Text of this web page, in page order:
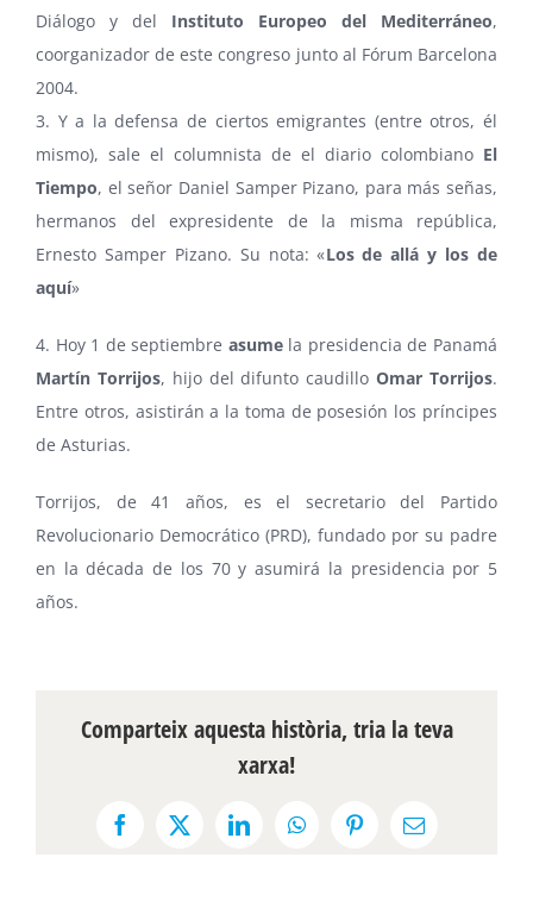
Diálogo y del Instituto Europeo del Mediterráneo,
coorganizador de este congreso junto al Fórum Barcelona
2004.
3. Y a la defensa de ciertos emigrantes (entre otros, él
mismo), sale el columnista de el diario colombiano El
Tiempo, el señor Daniel Samper Pizano, para más señas,
hermanos del expresidente de la misma república,
Ernesto Samper Pizano. Su nota: «Los de allá y los de
aquí»
4. Hoy 1 de septiembre asumela presidencia de Panamá
Martín Torrijos, hijo del difunto caudilloOmar Torrijos.
Entre otros, asistirán a la toma de posesión los príncipes
de Asturias.
Torrijos, de 41 años, es el secretario del Partido
Revolucionario Democrático (PRD), fundado por su padre
en la década de los 70 y asumirá la presidencia por 5
años.
Comparteix aquesta història, tria la teva
xarxa!
Facebook
X LinkedInWhatsAppPinterestEmail: